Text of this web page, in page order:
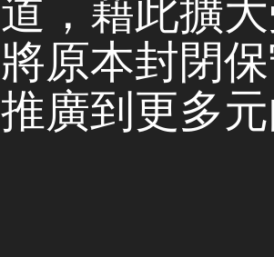
道，藉此擴
將原本封閉
推廣到更多